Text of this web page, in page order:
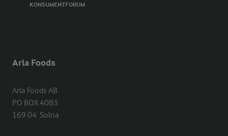
KONSUMENTFORUM
Arla Foods
Arla Foods AB
PO BOX 4083
169 04  Solna